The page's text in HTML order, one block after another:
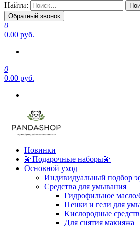
Найти:
Обратный звонок
0
0.00 руб.
0
0.00 руб.
Новинки
💫Подарочные наборы💫
Основной уход
Индивидуальный подбор
Средства для умывания
Гидрофильное масло/
Пенки и гели для
Кислородные
Для снятия макияжа